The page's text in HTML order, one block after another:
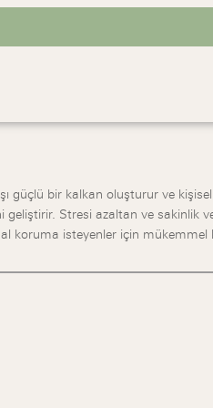
güçlü bir kalkan oluşturur ve
Stresi azaltan ve sakinlik
koruma isteyenler için mükemmel